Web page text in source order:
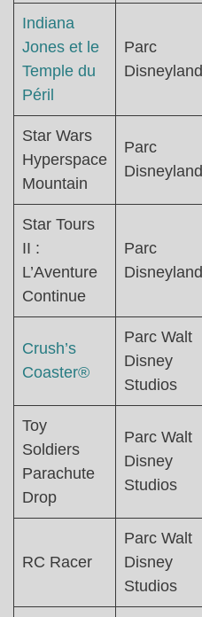
Indiana
Jones et le
Temple du
Péril
Parc
Disneyland
Star Wars
Hyperspace
Mountain
Parc
Disneyland
Star Tours
II :
L’Aventure
Continue
Parc
Disneyland
Crush’s
Coaster®
Parc Walt
Disney
Studios
Toy
Soldiers
Parachute
Drop
Parc Walt
Disney
Studios
RC Racer
Parc Walt
Disney
Studios